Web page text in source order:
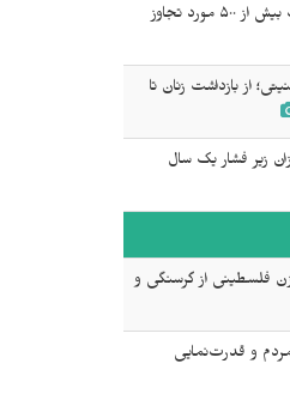
روایت یک خبرنگار سودانی از ثبت بیش از ۵۰۰ مورد تجاوز
از بازداشت زنان تا
زیر فشار یک سال
زن فلسطینی از گرسنگی و
مردم و قدرت‌نمایی